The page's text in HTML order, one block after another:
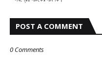
POST A COMMENT
0 Comments